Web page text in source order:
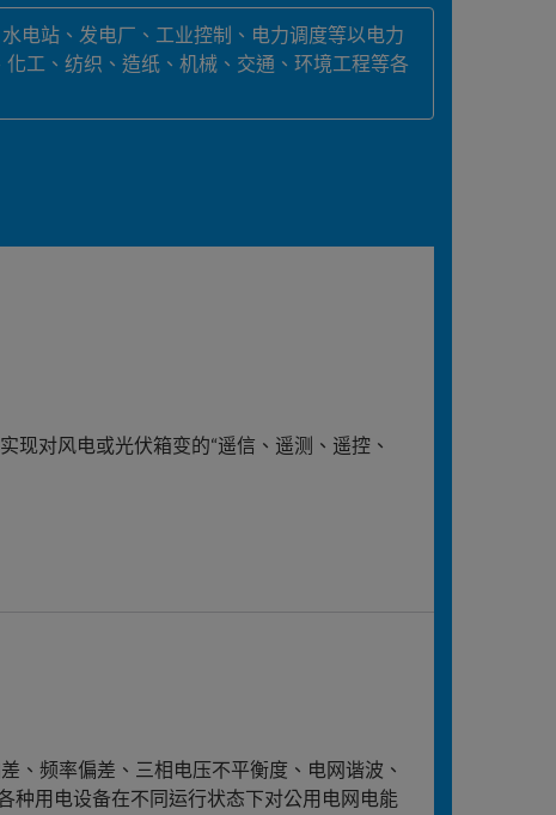
电站、发电厂、工业控制、电力调度等以电力
工、纺织、造纸、机械、交通、环境工程等各
现对风电或光伏箱变的“遥信、遥测、遥控、
、频率偏差、三相电压不平衡度、电网谐波、
种用电设备在不同运行状态下对公用电网电能